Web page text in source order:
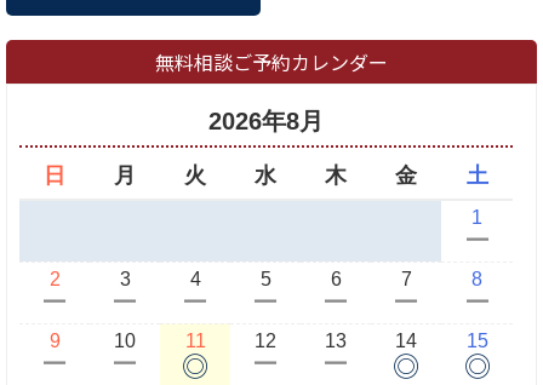
無料相談ご予約カレンダー
2026年8月
日 月 火 水 木 金 土
1
ー
2
ー
3
ー
4
ー
5
ー
6
ー
7
ー
8
ー
9
ー
10
ー
11
◎
12
ー
13
ー
14
◎
15
◎